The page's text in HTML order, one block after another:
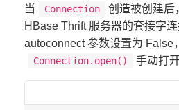
当 Connection
创造被创建后
HBase Thrift 服务器的套接字
autoconnect 参数设置为 False
Connection.open() 手动打